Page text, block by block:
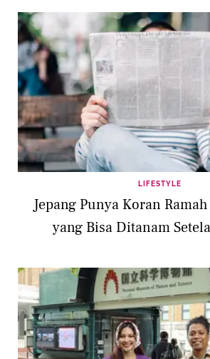
LIFESTYLE
Jepang Punya Koran
yang Bisa Ditanam